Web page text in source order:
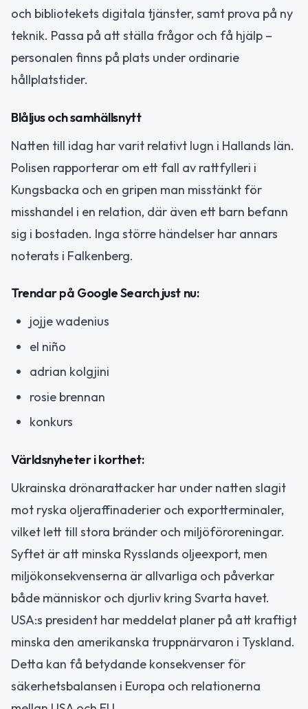
och bibliotekets digitala tjänster, samt prova på ny
teknik. Passa på att ställa frågor och få hjälp –
personalen finns på plats under ordinarie
hållplatstider.
Blåljus och samhällsnytt
Natten till idag har varit relativt lugn i Hallands län.
Polisen rapporterar om ett fall av rattfylleri i
Kungsbacka och en gripen man misstänkt för
misshandel i en relation, där även ett barn befann
sig i bostaden. Inga större händelser har annars
noterats i Falkenberg.
Trendar på Google Search just nu:
jojje wadenius
el niño
adrian kolgjini
rosie brennan
konkurs
Världsnyheter i korthet:
Ukrainska drönarattacker har under natten slagit
mot ryska oljeraffinaderier och exportterminaler,
vilket lett till stora bränder och miljöföroreningar.
Syftet är att minska Rysslands oljeexport, men
miljökonsekvenserna är allvarliga och påverkar
både människor och djurliv kring Svarta havet.
USA:s president har meddelat planer på att kraftigt
minska den amerikanska truppnärvaron i Tyskland.
Detta kan få betydande konsekvenser för
säkerhetsbalansen i Europa och relationerna